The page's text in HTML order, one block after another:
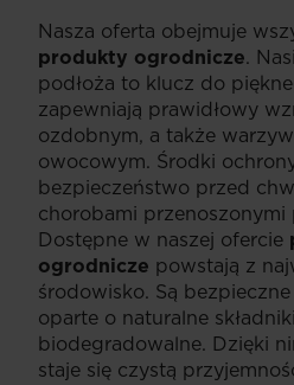
Nasza oferta obejmuje
produkty ogrodnicze.
podłoża to klucz do
zapewniają prawidłowy
ozdobnym, a także
owocowym. Środki
bezpieczeństwo przed
chorobami przenoszonymi
Dostępne w naszej ofercie
ogrodnicze powstają z
środowisko. Są
oparte o naturalne
biodegradowalne. Dzięki
staje się czystą